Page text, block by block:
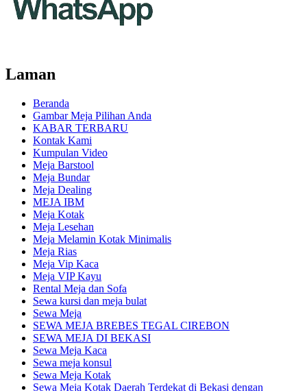
Laman
Beranda
Gambar Meja Pilihan Anda
KABAR TERBARU
Kontak Kami
Kumpulan Video
Meja Barstool
Meja Bundar
Meja Dealing
MEJA IBM
Meja Kotak
Meja Lesehan
Meja Melamin Kotak Minimalis
Meja Rias
Meja Vip Kaca
Meja VIP Kayu
Rental Meja dan Sofa
Sewa kursi dan meja bulat
Sewa Meja
SEWA MEJA BREBES TEGAL CIREBON
SEWA MEJA DI BEKASI
Sewa Meja Kaca
Sewa meja konsul
Sewa Meja Kotak
Sewa Meja Kotak Daerah Terdekat di Bekasi dengan